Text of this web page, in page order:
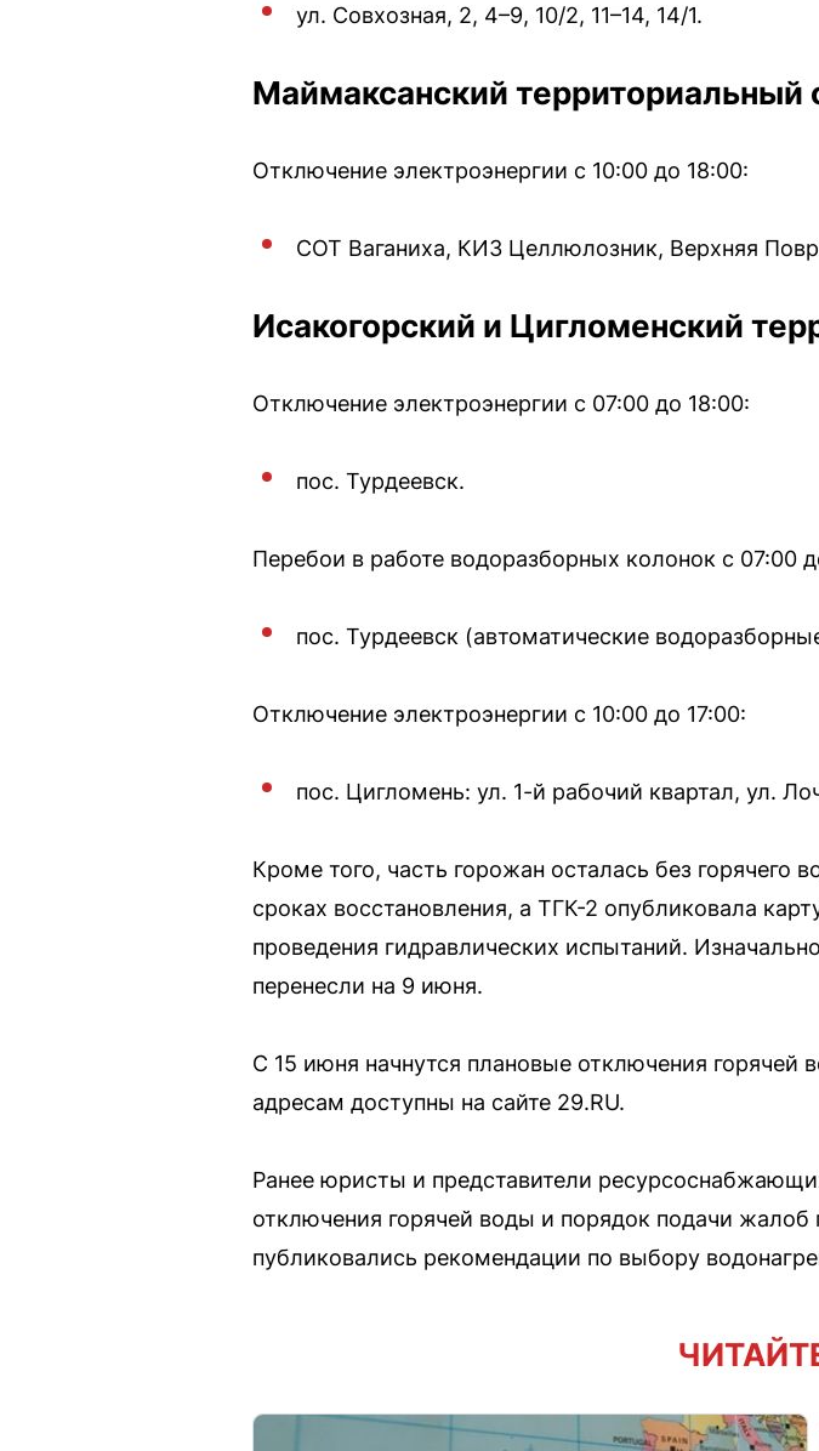
ул. Совхозная, 2, 4–9, 10/2, 11–14, 14/1.
Маймаксанский территориальный
Отключение электроэнергии с 10:00 до 18:00:
СОТ Ваганиха, КИЗ Целлюлозник, Верхняя
Исакогорский и Цигломенский
Отключение электроэнергии с 07:00 до 18:00:
пос. Турдеевск.
Перебои в работе водоразборных колонок с 07:00
пос. Турдеевск (автоматические
Отключение электроэнергии с 10:00 до 17:00:
пос. Цигломень: ул. 1-й рабочий квартал, ул.
Кроме того, часть горожан осталась без
сроках восстановления, а ТГК-2 опубликовала
проведения гидравлических испытаний.
перенесли на 9 июня.
С 15 июня начнутся плановые отключения
адресам доступны на сайте 29.RU.
Ранее юристы и представители
отключения горячей воды и порядок подачи
публиковались рекомендации по выбору